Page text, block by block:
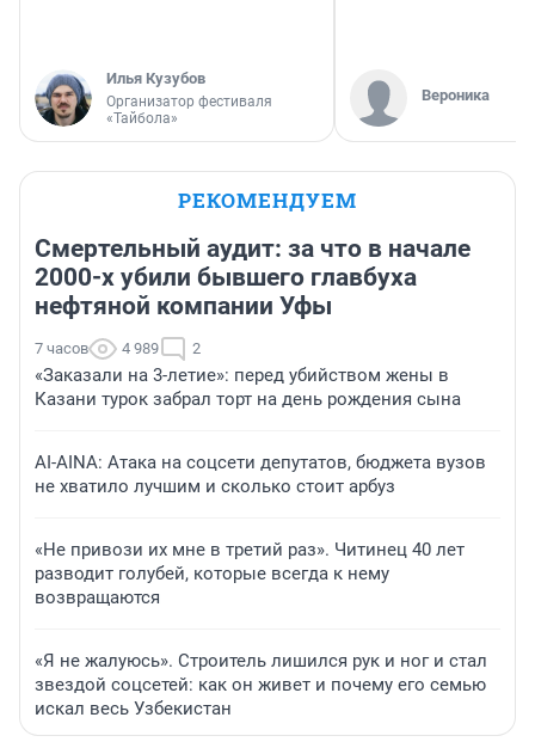
Илья Кузубов
Организатор фестиваля
«Тайбола»
Вероника
РЕКОМЕНДУЕМ
Смертельный аудит: за что в начале
2000-х убили бывшего главбуха
нефтяной компании Уфы
7 часов 4 989 2
«Заказали на 3-летие»: перед убийством жены в
Казани турок забрал торт на день рождения сына
AI-AINA: Атака на соцсети депутатов, бюджета вузов
не хватило лучшим и сколько стоит арбуз
«Не привози их мне в третий раз». Читинец 40 лет
разводит голубей, которые всегда к нему
возвращаются
«Я не жалуюсь». Строитель лишился рук и ног и стал
звездой соцсетей: как он живет и почему его семью
искал весь Узбекистан